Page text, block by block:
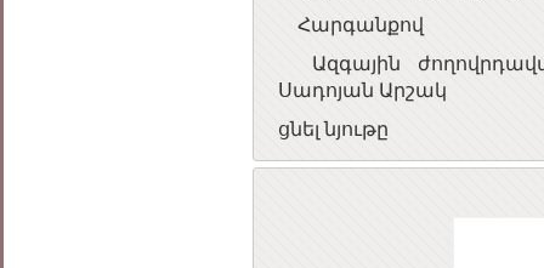
Հարգանքով
Ազգային
Սադոյան Արշակ
ցնել նյութը